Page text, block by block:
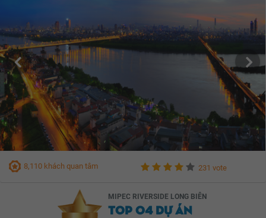
8,110 khách quan tâm 231 vote
MIPEC RIVERSIDE LONG BIÊN
TOP 04 DỰ ÁN